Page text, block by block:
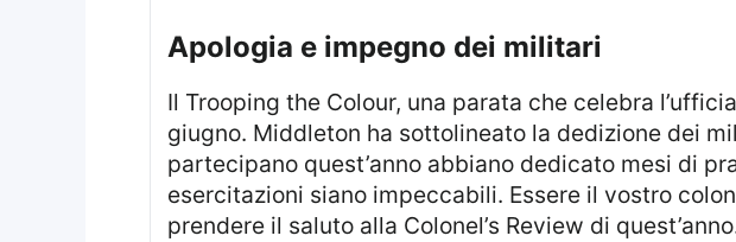
apologia e impegno dei militari
Il Trooping the Colour, una parata che celebra l’ufficiale compleanno del Sovrano britannico, Re Carlo III, si terrà il 15
giugno. Middleton ha sottolineato la dedizione dei
partecipano quest’anno abbiano dedicato mesi di
esercitazioni siano impeccabili. Essere il vostro
prendere il saluto alla Colonel’s Review di